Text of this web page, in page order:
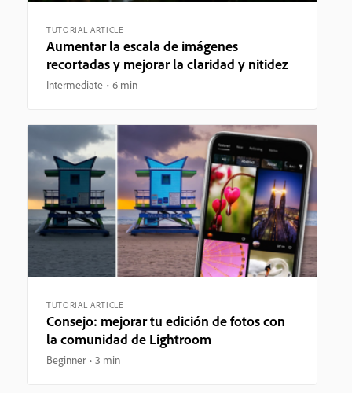
TUTORIAL ARTICLE
Aumentar la escala de imágenes
recortadas y mejorar la claridad y nitidez
Intermediate 6 min
TUTORIAL ARTICLE
Consejo: mejorar tu edición de fotos con
la comunidad de Lightroom
Beginner 3 min